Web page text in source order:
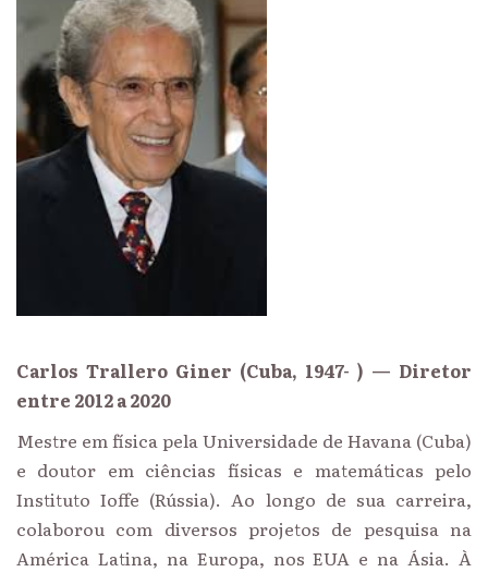
Carlos Trallero Giner (Cuba, 1947- ) — Diretor
entre 2012 a 2020
Mestre em física pela Universidade de Havana (Cuba)
e doutor em ciências físicas e matemáticas pelo
Instituto Ioffe (Rússia). Ao longo de sua carreira,
colaborou com diversos projetos de pesquisa na
América Latina, na Europa, nos EUA e na Ásia. À